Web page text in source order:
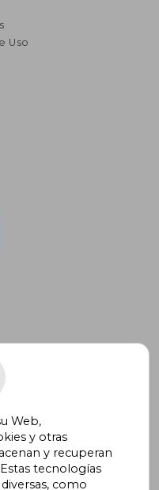
Uso
ofertas y
Web,
y otras
y recuperan
tecnologías
como